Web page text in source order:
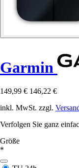
Garmin
149,99 € 146,22 €
inkl. MwSt. zzgl.
Verfolgen Sie ganz
Größe
*